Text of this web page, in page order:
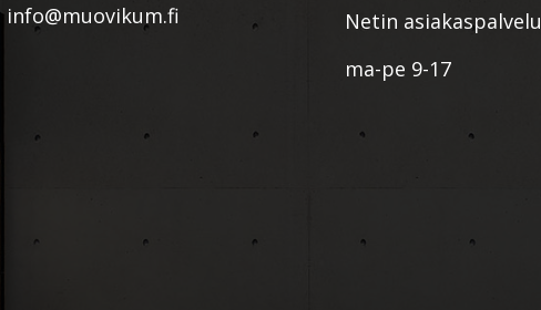
info@muovikum.fi
Netin asiakaspalvelu
ma-pe 9-17